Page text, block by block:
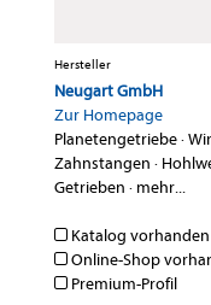
Hersteller
Neugart GmbH
Zur Homepage
Planetengetriebe·
Zahnstangen ·
Getrieben · mehr...
Katalog vorhanden
Online-Shop
Premium-Profil